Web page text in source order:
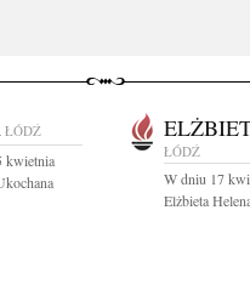
ŁÓDŹ
kwietnia
ŁÓDŹ
W dniu 17
Elżbieta